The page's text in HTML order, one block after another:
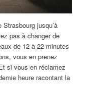
jusqu’à
pas à changer de
de 12 à 22 minutes
vous en prenez
si vous en réclamez
heure racontant la